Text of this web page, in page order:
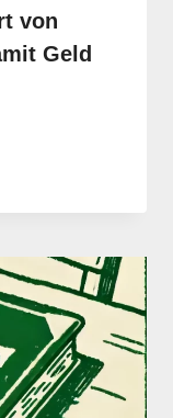
von
Geld